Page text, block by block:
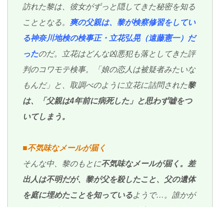
訪れた黎は、彼女がずっと隠してきた秘密を知る
こととなる。 爽の父親は、黎が検察修習をしてい
る神奈川地検の検事正・立花弘晃（遠藤憲一）だ
ったのだ。立花はどんな凶悪犯も落としてきた評
判のコワモテ検事。「娘の恋人は被疑者みたいな
もんだ」と、取調べのように立花に詰問された黎
は、「父親は4年前に病死した」と思わず嘘をつ
いてしまう。
■不気味なメールが届く
そんな中、黎のもとに不気味なメールが届く。差
出人は不明だが、黎が父を殺したこと、父の遺体
を庭に埋めたことを知っているようで…。誰かが